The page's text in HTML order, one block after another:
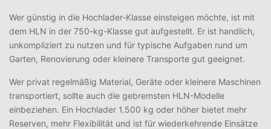
Wer günstig in die Hochlader-Klasse einsteigen möchte, ist mit
dem HLN in der 750-kg-Klasse gut aufgestellt. Er ist handlich,
unkompliziert zu nutzen und für typische Aufgaben rund um
Garten, Renovierung oder kleinere Transporte gut geeignet.
Wer privat regelmäßig Material, Geräte oder kleinere Maschinen
transportiert, sollte auch die gebremsten HLN-Modelle
einbeziehen. Ein Hochlader 1.500 kg oder höher bietet mehr
Reserven, mehr Flexibilität und ist für wiederkehrende Einsätze